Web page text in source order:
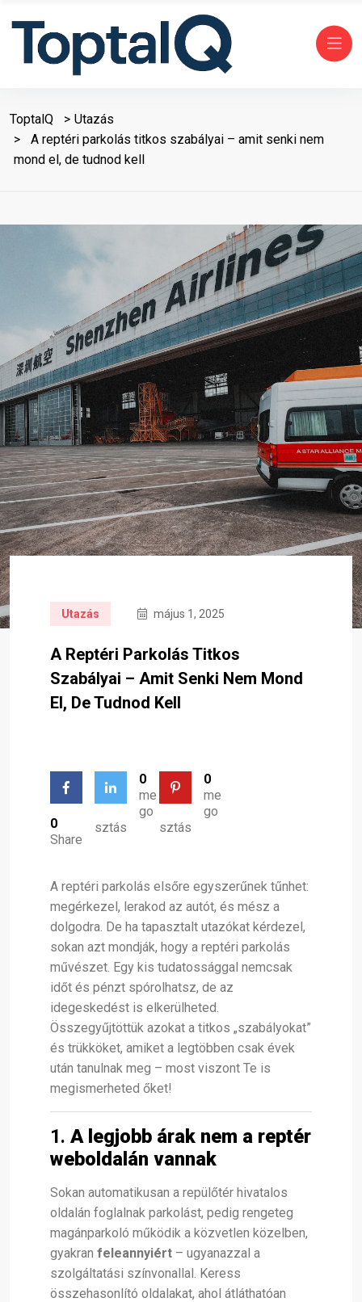
ToptalQ
Utazás
A reptéri parkolás titkos szabályai – amit senki nem
mond el, de tudnod kell
Utazás május 1, 2025
A Reptéri Parkolás Titkos
Szabályai – Amit Senki Nem Mond
El, De Tudnod Kell
0
Share
0
me
go
sztás
0
me
go
sztás
A reptéri parkolás elsőre egyszerűnek tűnhet:
megérkezel, lerakod az autót, és mész a
dolgodra. De ha tapasztalt utazókat kérdezel,
sokan azt mondják, hogy a reptéri parkolás
művészet. Egy kis tudatossággal nemcsak
időt és pénzt spórolhatsz, de az
idegeskedést is elkerülheted.
Összegyűjtöttük azokat a titkos „szabályokat”
és trükköket, amiket a legtöbben csak évek
után tanulnak meg – most viszont Te is
megismerheted őket!
1. A legjobb árak nem a reptér
weboldalán vannak
Sokan automatikusan a repülőtér hivatalos
oldalán foglalnak parkolást, pedig rengeteg
magánparkoló működik a közvetlen közelben,
gyakran feleannyiért – ugyanazzal a
szolgáltatási színvonallal. Keress
összehasonlító oldalakat, ahol átláthatóan